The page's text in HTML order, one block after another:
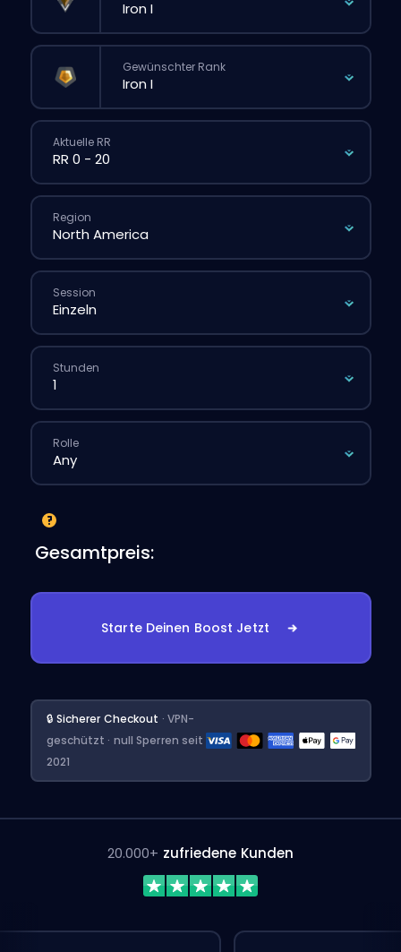
Gewünschter Rank
Aktuelle RR
Region
Session
Stunden
Rolle
Gesamtpreis:
Starte Deinen Boost Jetzt
🔒 Sicherer Checkout · VPN-
geschützt · null Sperren seit
2021
20.000+ zufriedene Kunden